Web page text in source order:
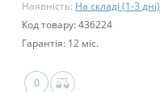
Наявність: На складі (1-3 дні)
Код товару: 436224
Гарантія: 12 міс.
0